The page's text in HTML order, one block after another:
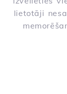
lietotāji